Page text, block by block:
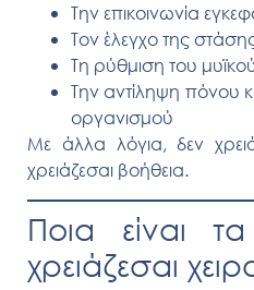
Τηνεπικοινωνία
Τονέλεγχο της
Τη ρύθμιση του
Τηναντίληψη πόνου
οργανισμού
Με άλλα λόγια,δεν
χρειάζεσαι βοήθεια.
Ποια είναι
χρειάζεσαι